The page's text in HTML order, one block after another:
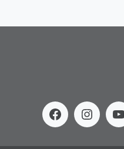
Facebook